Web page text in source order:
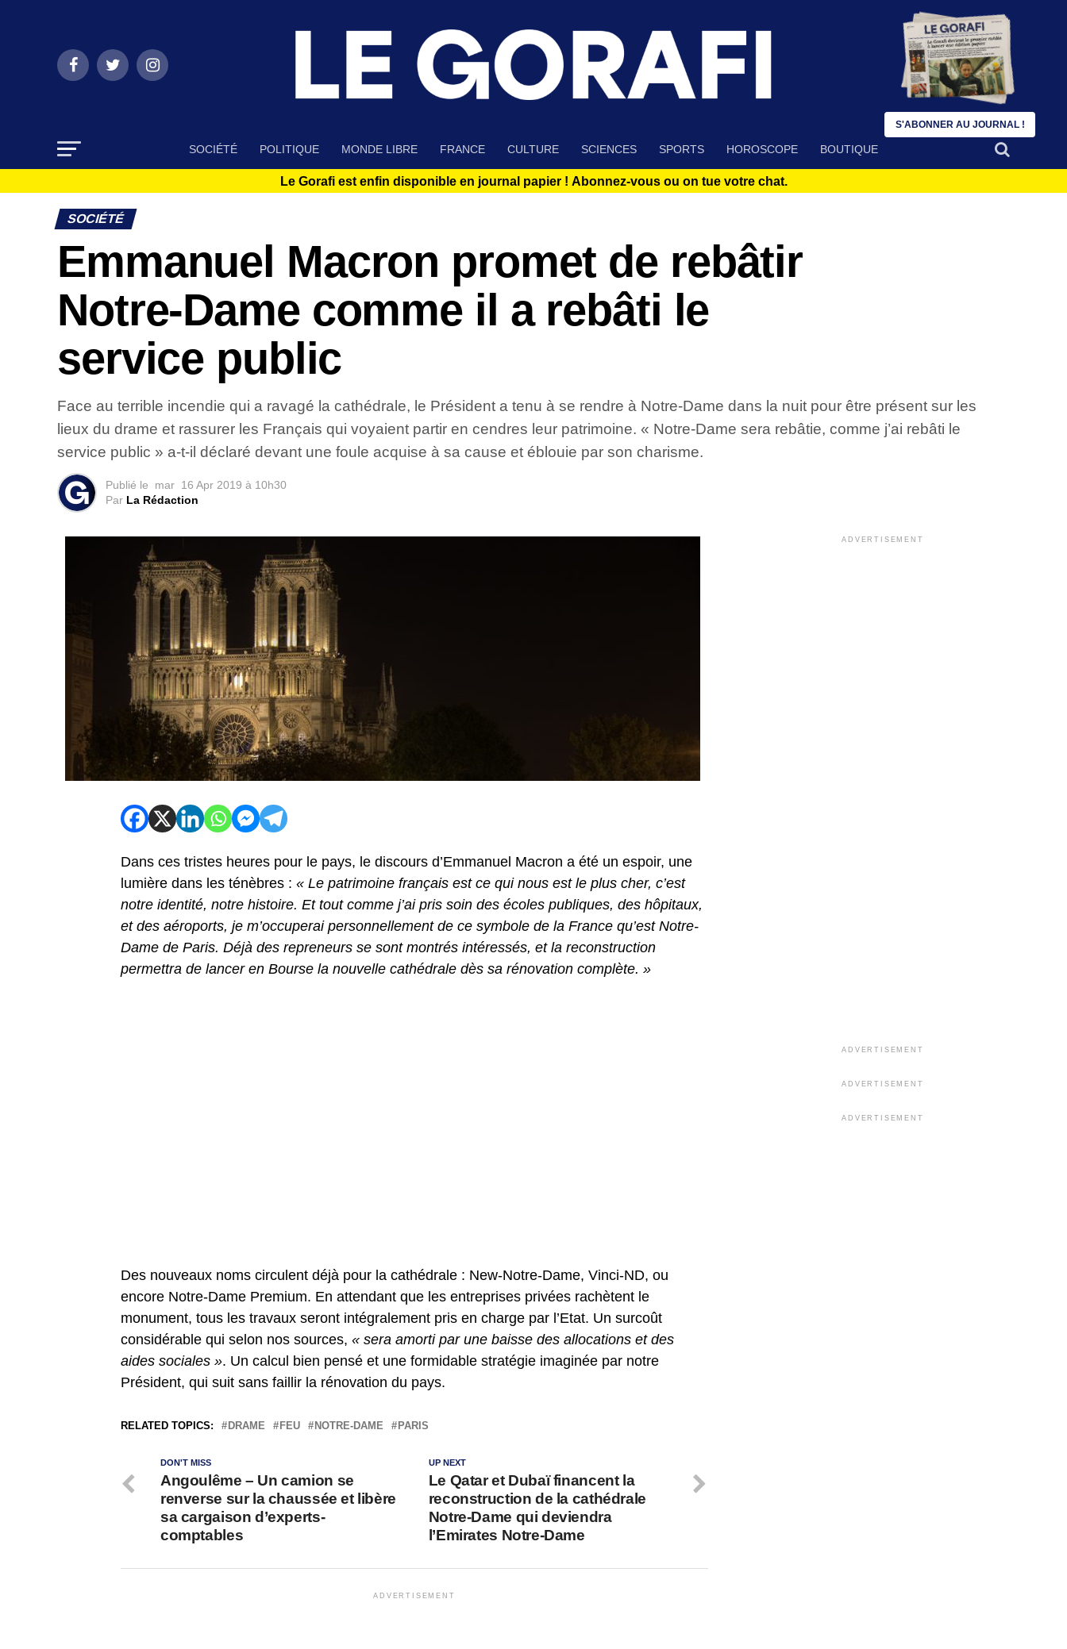
SOCIÉTÉ POLITIQUE MONDE LIBRE FRANCE CULTURE SCIENCES SPORTS HOROSCOPE BOUTIQUE
Le Gorafi est enfin disponible en journal papier ! Abonnez-vous ou on tue votre chat.
SOCIÉTÉ
Emmanuel Macron promet de rebâtir
Notre-Dame comme il a rebâti le
service public
Face au terrible incendie qui a ravagé la cathédrale, le Président a tenu à se rendre à Notre-Dame dans la nuit pour être présent sur les
lieux du drame et rassurer les Français qui voyaient partir en cendres leur patrimoine. « Notre-Dame sera rebâtie, comme j’ai rebâti le
service public » a-t-il déclaré devant une foule acquise à sa cause et éblouie par son charisme.
Publié le mar 16 Apr 2019 à 10h30
Par La Rédaction
Dans ces tristes heures pour le pays, le discours d’Emmanuel Macron a été un espoir, une
lumière dans les ténèbres : « Le patrimoine français est ce qui nous est le plus cher, c’est
notre identité, notre histoire. Et tout comme j’ai pris soin des écoles publiques, des hôpitaux,
et des aéroports, je m’occuperai personnellement de ce symbole de la France qu’est Notre-
Dame de Paris. Déjà des repreneurs se sont montrés intéressés, et la reconstruction
permettra de lancer en Bourse la nouvelle cathédrale dès sa rénovation complète. »
Des nouveaux noms circulent déjà pour la cathédrale : New-Notre-Dame, Vinci-ND, ou
encore Notre-Dame Premium. En attendant que les entreprises privées rachètent le
monument, tous les travaux seront intégralement pris en charge par l’Etat. Un surcoût
considérable qui selon nos sources, « sera amorti par une baisse des allocations et des
aides sociales ». Un calcul bien pensé et une formidable stratégie imaginée par notre
Président, qui suit sans faillir la rénovation du pays.
RELATED TOPICS: DRAME FEU NOTRE-DAME PARIS
UP NEXT
Le Qatar et Dubaï financent la
reconstruction de la cathédrale
Notre-Dame qui deviendra
l’Emirates Notre-Dame
DON'T MISS
Angoulême – Un camion se
renverse sur la chaussée et libère
sa cargaison d’experts-
comptables
ADVERTISEMENT
ADVERTISEMENT
ADVERTISEMENT
ADVERTISEMENT
ADVERTISEMENT
S'ABONNER AU JOURNAL !